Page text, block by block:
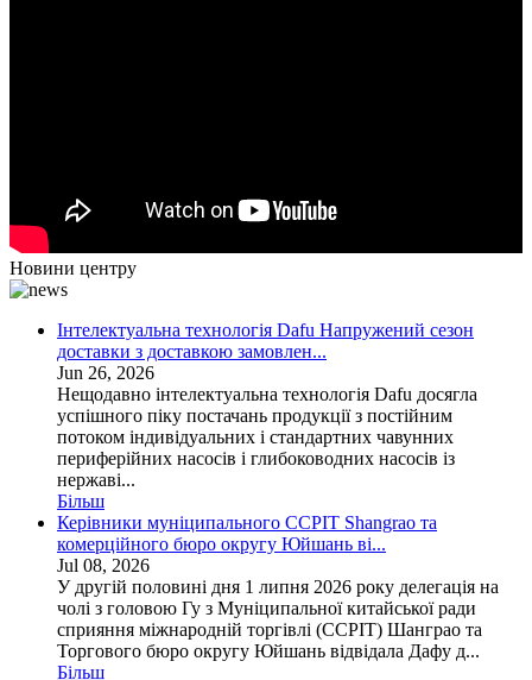
Новини центру
Інтелектуальна технологія Dafu Напружений сезон
доставки з доставкою замовлен...
Jun 26, 2026
Нещодавно інтелектуальна технологія Dafu досягла
успішного піку постачань продукції з постійним
потоком індивідуальних і стандартних чавунних
периферійних насосів і глибоководних насосів із
нержаві...
Більш
Керівники муніципального CCPIT Shangrao та
комерційного бюро округу Юйшань ві...
Jul 08, 2026
У другій половині дня 1 липня 2026 року делегація на
чолі з головою Гу з Муніципальної китайської ради
сприяння міжнародній торгівлі (CCPIT) Шанграо та
Торгового бюро округу Юйшань відвідала Дафу д...
Більш